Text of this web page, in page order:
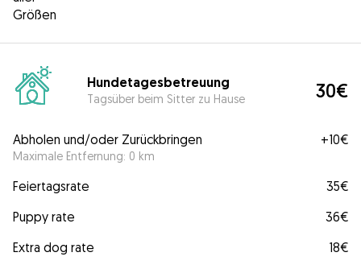
Größen
Hundetagesbetreuung
Tagsüber beim Sitter zu Hause 30€
Abholen und/oder Zurückbringen
Maximale Entfernung: 0 km
+10€
Feiertagsrate
35€
Puppy rate
36€
Extra dog rate
18€